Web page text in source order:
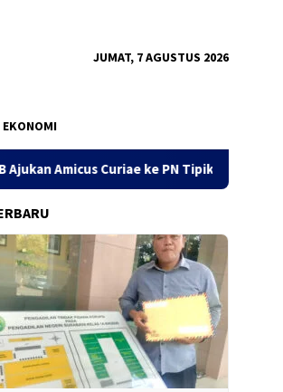
JUMAT, 7 AGUSTUS 2026
EKONOMI
PN Tipikor Surabaya 141 Karton